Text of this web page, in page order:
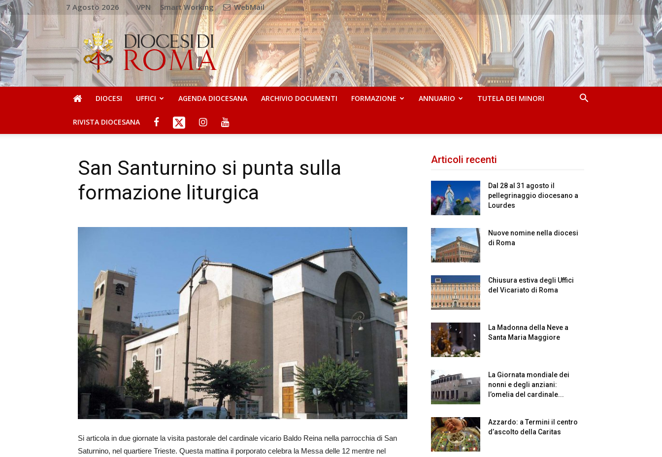
7 Agosto 2026 VPN Smart Working WebMail
DIOCESI
DI
ROMA
DIOCESI UFFICI AGENDA DIOCESANA ARCHIVIO DOCUMENTI FORMAZIONE ANNUARIO TUTELA DEI MINORI
RIVISTA DIOCESANA
San Santurnino si punta sulla
formazione liturgica
Si articola in due giornate la visita pastorale del cardinale vicario Baldo Reina nella parrocchia di San
Saturnino, nel quartiere Trieste. Questa mattina il porporato celebra la Messa delle 12 mentre nel
Articoli recenti
Dal 28 al 31 agosto il
pellegrinaggio diocesano a
Lourdes
Nuove nomine nella diocesi
di Roma
Chiusura estiva degli Uffici
del Vicariato di Roma
La Madonna della Neve a
Santa Maria Maggiore
La Giornata mondiale dei
nonni e degli anziani:
l’omelia del cardinale...
Azzardo: a Termini il centro
d’ascolto della Caritas